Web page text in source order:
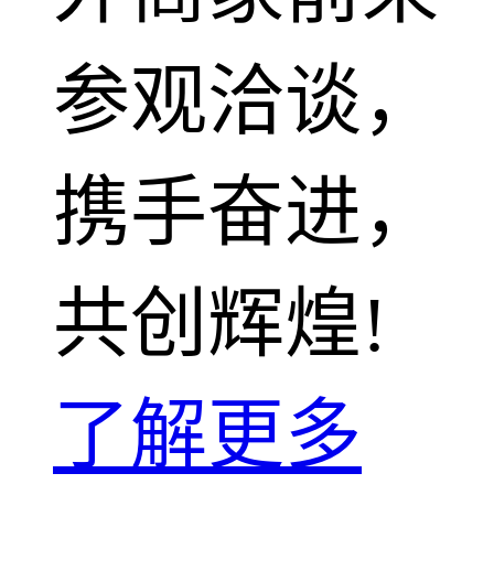
参观洽谈，
携手奋进，
共创辉煌!
了解更多